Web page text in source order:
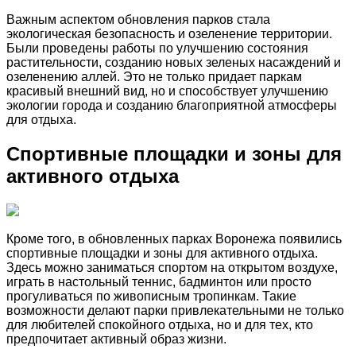
Важным аспектом обновления парков стала
экологическая безопасность и озеленение территории.
Были проведены работы по улучшению состояния
растительности, созданию новых зеленых насаждений и
озеленению аллей. Это не только придает паркам
красивый внешний вид, но и способствует улучшению
экологии города и созданию благоприятной атмосферы
для отдыха.
Спортивные площадки и зоны для
активного отдыха
Кроме того, в обновленных парках Воронежа появились
спортивные площадки и зоны для активного отдыха.
Здесь можно заниматься спортом на открытом воздухе,
играть в настольный теннис, бадминтон или просто
прогуливаться по живописным тропинкам. Такие
возможности делают парки привлекательными не только
для любителей спокойного отдыха, но и для тех, кто
предпочитает активный образ жизни.